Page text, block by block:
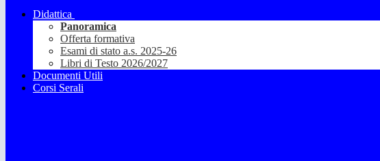
Didattica
Panoramica
Offerta formativa
Esami di stato a.s. 2025-26
Libri di Testo 2026/2027
Documenti Utili
Corsi Serali